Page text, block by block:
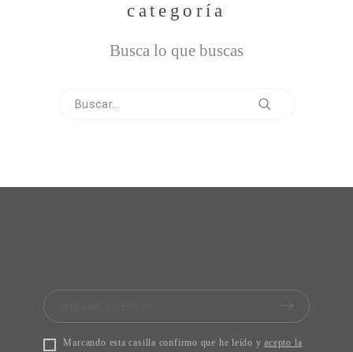
categoría
Busca lo que buscas
Marcando esta casilla confirmo que he leído yacepto la